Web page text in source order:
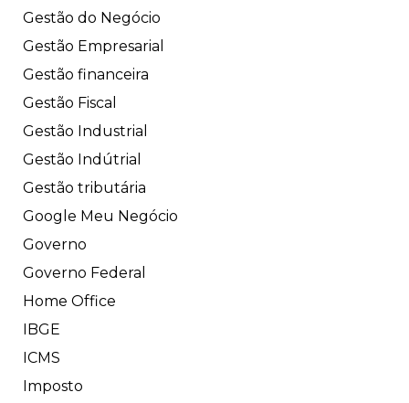
Gestão do Negócio
Gestão Empresarial
Gestão financeira
Gestão Fiscal
Gestão Industrial
Gestão Indútrial
Gestão tributária
Google Meu Negócio
Governo
Governo Federal
Home Office
IBGE
ICMS
Imposto